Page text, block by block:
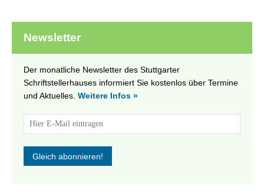
Newsletter
Der monatliche Newsletter des Stuttgarter
Schriftstellerhauses informiert Sie kostenlos über Termine
und Aktuelles. Weitere Infos »